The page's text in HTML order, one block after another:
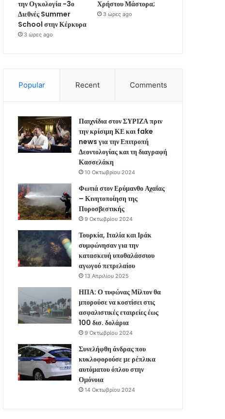
την Ογκολογία -3ο
Διεθνές Summer
School στην Κέρκυρα
3 ώρες ago
Χρήστου Μάστορα;
3 ώρες ago
Popular Recent Comments
Παιχνίδια στον ΣΥΡΙΖΑ πριν
την κρίσιμη ΚΕ και fake
news για την Επιτροπή
Δεοντολογίας και τη διαγραφή
Κασσελάκη
10 Οκτωβρίου 2024
Φωτιά στον Ερύμανθο Αχαΐας
– Κινητοποίηση της
Πυροσβεστικής
9 Οκτωβρίου 2024
Τουρκία, Ιταλία και Ιράκ
συμφώνησαν για την
κατασκευή υποθαλάσσιου
αγωγού πετρελαίου
13 Απριλίου 2025
ΗΠΑ: Ο τυφώνας Μίλτον θα
μπορούσε να κοστίσει στις
ασφαλιστικές εταιρείες έως
100 δισ. δολάρια
9 Οκτωβρίου 2024
Συνελήφθη άνδρας που
κυκλοφορούσε με ρέπλικα
αυτόματου όπλου στην
Ομόνοια
14 Οκτωβρίου 2024